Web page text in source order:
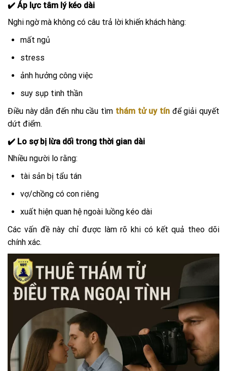
✔️ Áp lực tâm lý kéo dài
Nghi ngờ mà không có câu trả lời khiến khách hàng:
mất ngủ
stress
ảnh hưởng công việc
suy sụp tinh thần
Điều này dẫn đến nhu cầu tìm thám tử uy tínđể giải quyết
dứt điểm.
✔️ Lo sợ bị lừa dối trong thời gian dài
Nhiều người lo rằng:
tài sản bị tẩu tán
vợ/chồng có con riêng
xuất hiện quan hệ ngoài luồng kéo dài
Các vấn đề này chỉ được làm rõ khi có kết quả theo dõi
chính xác.